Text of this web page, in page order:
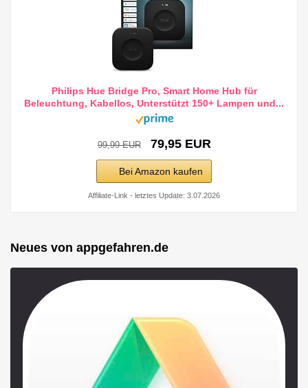
Philips Hue Bridge Pro, Smart Home Hub für
Beleuchtung, Kabellos, Unterstützt 150+ Lampen und...
99,99 EUR 79,95 EUR
Bei Amazon kaufen
Affiliate-Link - letztes Update: 3.07.2026
Neues von appgefahren.de